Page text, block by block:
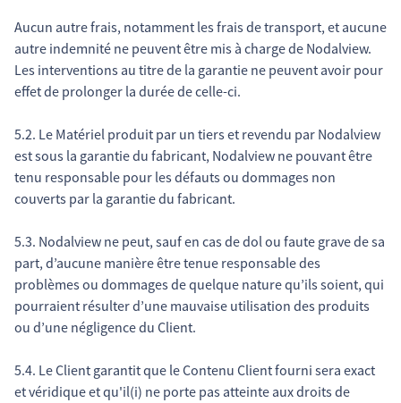
Aucun autre frais, notamment les frais de transport, et aucune
autre indemnité ne peuvent être mis à charge de Nodalview.
Les interventions au titre de la garantie ne peuvent avoir pour
effet de prolonger la durée de celle-ci.
5.2. Le Matériel produit par un tiers et revendu par Nodalview
est sous la garantie du fabricant, Nodalview ne pouvant être
tenu responsable pour les défauts ou dommages non
couverts par la garantie du fabricant.
5.3. Nodalview ne peut, sauf en cas de dol ou faute grave de sa
part, d’aucune manière être tenue responsable des
problèmes ou dommages de quelque nature qu’ils soient, qui
pourraient résulter d’une mauvaise utilisation des produits
ou d’une négligence du Client.
5.4. Le Client garantit que le Contenu Client fourni sera exact
et véridique et qu'il(i) ne porte pas atteinte aux droits de